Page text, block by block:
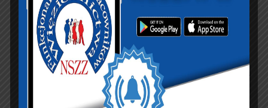
Zobacz księgę
dopisz do księgi
NASZ FACEBOOK